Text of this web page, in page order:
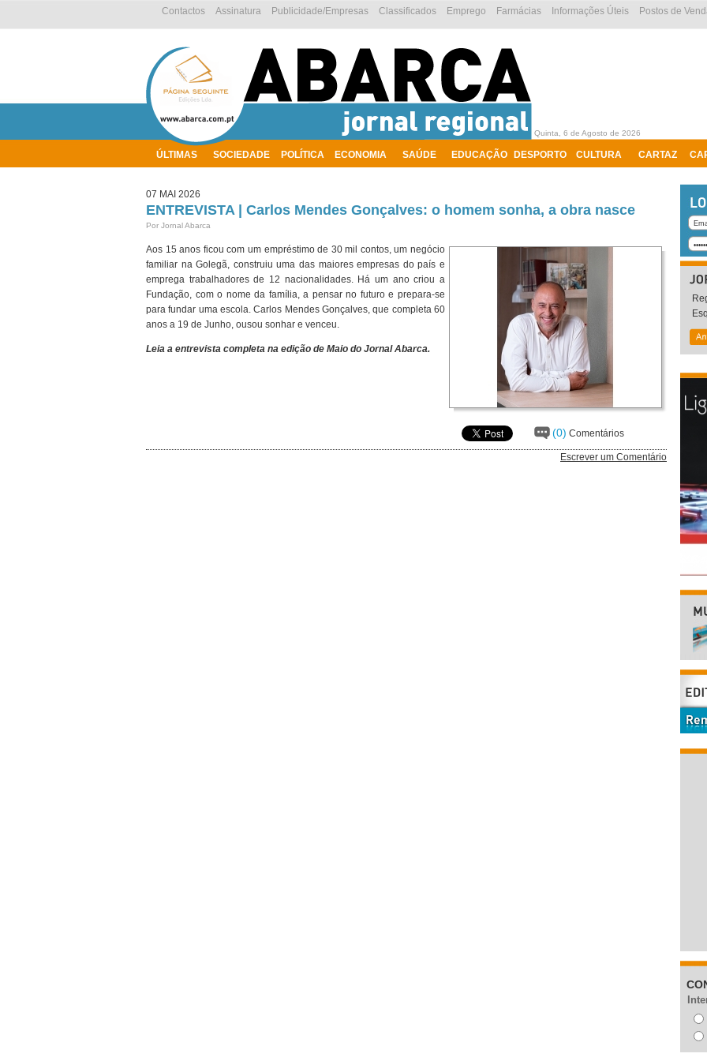
ÚLTIMAS SOCIEDADE POLÍTICA ECONOMIA SAÚDE EDUCAÇÃO DESPORTO CULTURA CARTAZ
Postos de
Informações Úteis
Farmácias
Emprego
Classificados
Publicidade/Empresas
Assinatura
Contactos
Quinta, 6 de Agosto de 2026
07 MAI 2026
ENTREVISTA | Carlos Mendes Gonçalves: o homem sonha, a obra nasce
Por Jornal Abarca
Aos 15 anos ficou com um empréstimo de 30 mil contos, um negócio
familiar na Golegã, construiu uma das maiores empresas do país e
emprega trabalhadores de 12 nacionalidades. Há um ano criou a
Fundação, com o nome da família, a pensar no futuro e prepara-se
para fundar uma escola. Carlos Mendes Gonçalves, que completa 60
anos a 19 de Junho, ousou sonhar e venceu.
Leia a entrevista completa na edição de Maio do Jornal Abarca.
(0) Comentários
Escrever um Comentário